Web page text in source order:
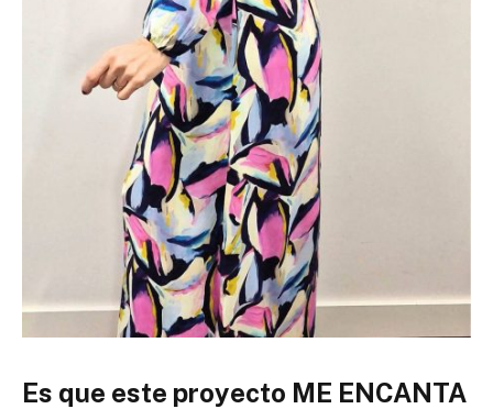
Es que este proyecto ME ENCANTA